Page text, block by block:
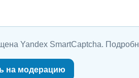
Yandex SmartCaptcha.
на модерацию